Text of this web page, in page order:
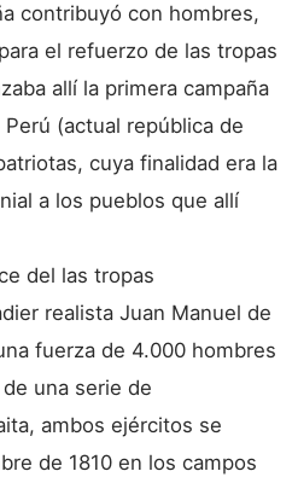
contribuyó con hombres,
el refuerzo de las tropas
allí la primera campaña
(actual república de
cuya finalidad era la
a los pueblos que allí
del las tropas
realista Juan Manuel de
fuerza de 4.000 hombres
una serie de
ambos ejércitos se
de 1810 en los campos